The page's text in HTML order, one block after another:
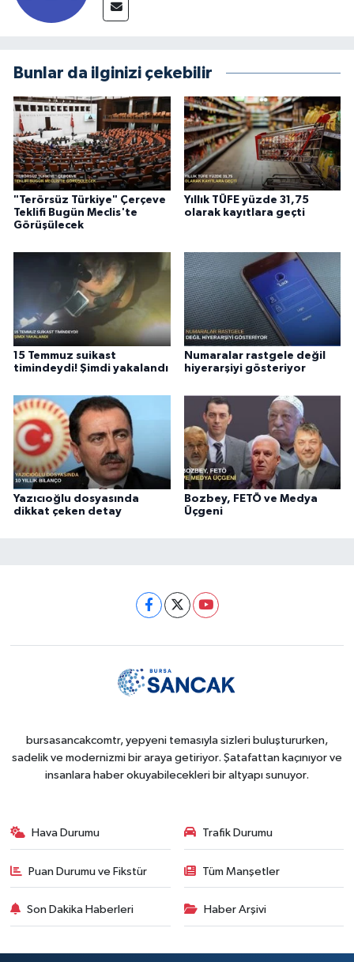
Bunlar da ilginizi çekebilir
"Terörsüz Türkiye" Çerçeve
Teklifi Bugün Meclis'te
Görüşülecek
Yıllık TÜFE yüzde 31,75
olarak kayıtlara geçti
15 Temmuz suikast
timindeydi! Şimdi yakalandı
Numaralar rastgele değil
hiyerarşiyi gösteriyor
Yazıcıoğlu dosyasında
dikkat çeken detay
Bozbey, FETÖ ve Medya
Üçgeni
bursasancakcomtr, yepyeni temasıyla sizleri buluştururken,
sadelik ve modernizmi bir araya getiriyor. Şatafattan kaçınıyor ve
insanlara haber okuyabilecekleri bir altyapı sunuyor.
Hava Durumu Trafik Durumu
Puan Durumu ve Fikstür Tüm Manşetler
Son Dakika Haberleri Haber Arşivi